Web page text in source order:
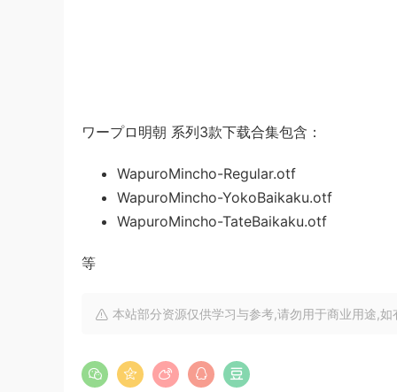
ワープロ明朝 系列3款下载合集包含：
WapuroMincho-Regular.otf
WapuroMincho-YokoBaikaku.otf
WapuroMincho-TateBaikaku.otf
等
本站部分资源仅供学习与参考,请勿用于商业用途,